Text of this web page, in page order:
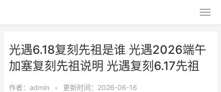
光遇6.18复刻先祖是谁 光遇2026端午
加塞复刻先祖说明 光遇复刻6.17先祖
作者： admin • 更新时间：2026-06-16